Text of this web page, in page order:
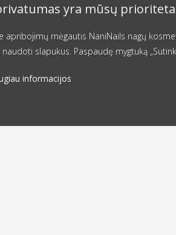
yra mūsų
apribojimų mėgautis NaniNails nagų
slapukus. Paspaudę mygtuką
informacijos